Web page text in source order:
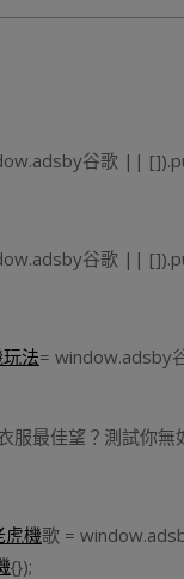
谷歌 ||
谷歌 ||
法= window.adsby
服最佳望？測試你無
虎機歌 =
{});